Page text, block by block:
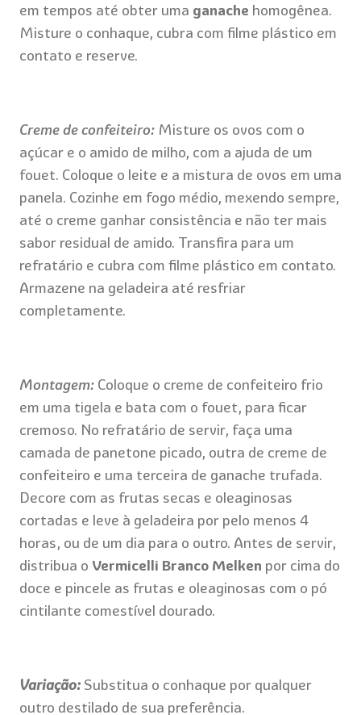
em tempos até obter uma ganache homogênea.
Misture o conhaque, cubra com filme plástico em
contato e reserve.
Creme de confeiteiro: Misture os ovos com o
açúcar e o amido de milho, com a ajuda de um
fouet. Coloque o leite e a mistura de ovos em uma
panela. Cozinhe em fogo médio, mexendo sempre,
até o creme ganhar consistência e não ter mais
sabor residual de amido. Transfira para um
refratário e cubra com filme plástico em contato.
Armazene na geladeira até resfriar
completamente.
Montagem: Coloque o creme de confeiteiro frio
em uma tigela e bata com o fouet, para ficar
cremoso. No refratário de servir, faça uma
camada de panetone picado, outra de creme de
confeiteiro e uma terceira de ganache trufada.
Decore com as frutas secas e oleaginosas
cortadas e leve à geladeira por pelo menos 4
horas, ou de um dia para o outro. Antes de servir,
distribua o Vermicelli Branco Melken por cima do
doce e pincele as frutas e oleaginosas com o pó
cintilante comestível dourado.
Variação: Substitua o conhaque por qualquer
outro destilado de sua preferência.